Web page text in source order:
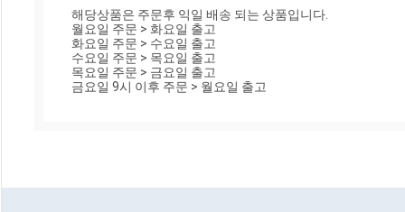
해당상품은 주문후 익일 배송 되는 상품입니다.
월요일 주문 > 화요일 출고
화요일 주문 > 수요일 출고
수요일 주문 > 목요일 출고
목요일 주문 > 금요일 출고
금요일 9시 이후 주문 > 월요일 출고